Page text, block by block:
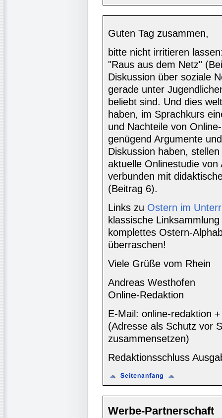
Guten Tag zusammen,
bitte nicht irritieren
"Raus aus dem Netz"
Diskussion über soziale
gerade unter
beliebt sind. Und dies
haben, im Sprachkurs
und Nachteile von
genügend Argumente
Diskussion haben,
aktuelle Onlinestudie
verbunden mit
(Beitrag 6).
Links zu Ostern im
klassische
komplettes Ostern-
überraschen!
Viele Grüße vom Rhein
Andreas Westhofen
Online-Redaktion
E-Mail: online-redaktion
(Adresse als Schutz vor
zusammensetzen)
Redaktionsschluss
Werbe-Partnerschaft